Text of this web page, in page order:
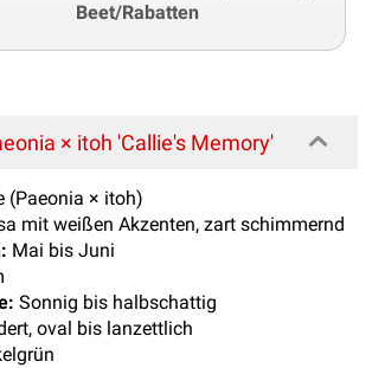
Beet/Rabatten
× itoh 'Callie's Memory'
(Paeonia × itoh)
mit weißen Akzenten, zart schimmernd
Mai bis Juni
Sonnig bis halbschattig
oval bis lanzettlich